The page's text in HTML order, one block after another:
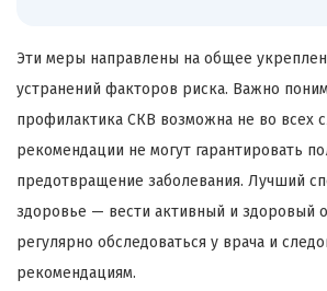
Эти меры направлены на общее
устранений факторов риска. Важно
профилактика СКВ возможна не во всех
рекомендации не могут гарантировать
предотвращение заболевания. Лучший
здоровье — вести активный и здоровый
регулярно обследоваться у врача и
рекомендациям.